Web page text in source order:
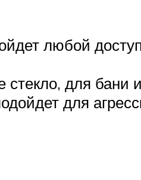
любой
стекло, для бани
для